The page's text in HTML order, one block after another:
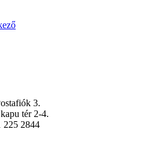
3.
tér 2-4.
225 2844